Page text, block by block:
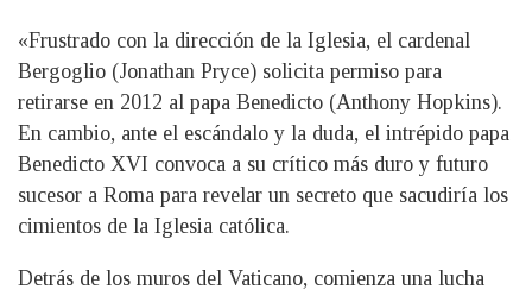
«Frustrado con la dirección de la Iglesia, el cardenal
Bergoglio (Jonathan Pryce) solicita permiso para
retirarse en 2012 al papa Benedicto (Anthony Hopkins).
En cambio, ante el escándalo y la duda, el intrépido papa
Benedicto XVI convoca a su crítico más duro y futuro
sucesor a Roma para revelar un secreto que sacudiría los
cimientos de la Iglesia católica.
Detrás de los muros del Vaticano, comienza una lucha